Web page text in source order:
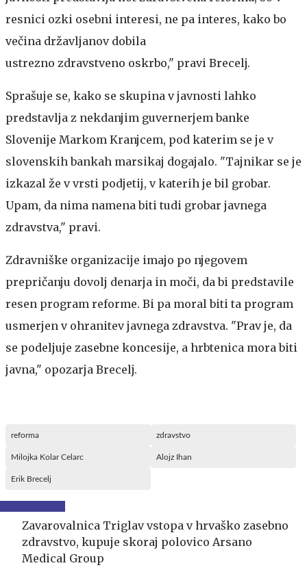
resnici ozki osebni interesi, ne pa interes, kako bo
večina državljanov dobila
ustrezno zdravstveno oskrbo," pravi Brecelj.
Sprašuje se, kako se skupina v javnosti lahko
predstavlja z nekdanjim guvernerjem banke
Slovenije Markom Kranjcem, pod katerim se je v
slovenskih bankah marsikaj dogajalo. "Tajnikar se je
izkazal že v vrsti podjetij, v katerih je bil grobar.
Upam, da nima namena biti tudi grobar javnega
zdravstva," pravi.
Zdravniške organizacije imajo po njegovem
prepričanju dovolj denarja in moči, da bi predstavile
resen program reforme. Bi pa moral biti ta program
usmerjen v ohranitev javnega zdravstva. "Prav je, da
se podeljuje zasebne koncesije, a hrbtenica mora biti
javna," opozarja Brecelj.
reforma zdravstvo
Milojka Kolar Celarc Alojz Ihan
Erik Brecelj
Zavarovalnica Triglav vstopa v hrvaško zasebno
zdravstvo, kupuje skoraj polovico Arsano
Medical Group